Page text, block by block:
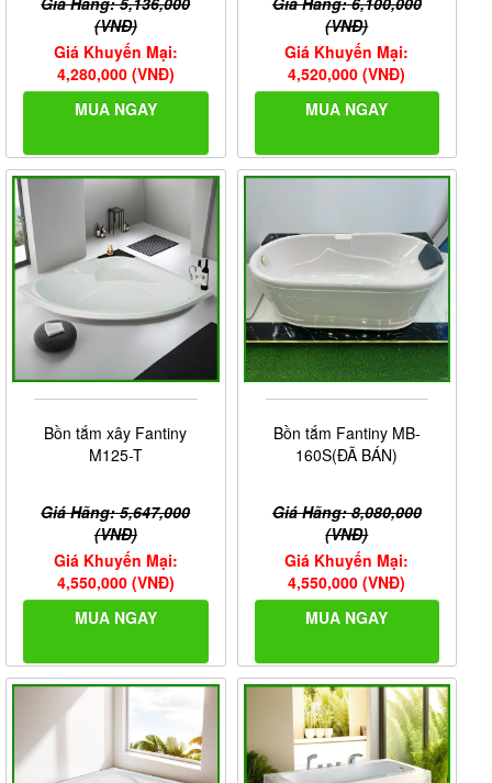
(VNĐ)
Giá Khuyến Mại:
4,280,000 (VNĐ)
MUA NGAY
(VNĐ)
Giá Khuyến Mại:
4,520,000 (VNĐ)
MUA NGAY
Bồn tắm xây Fantiny
M125-T
Giá Hãng: 5,647,000
(VNĐ)
Giá Khuyến Mại:
4,550,000 (VNĐ)
MUA NGAY
Bồn tắm Fantiny MB-
160S(ĐÃ BÁN)
Giá Hãng: 8,080,000
(VNĐ)
Giá Khuyến Mại:
4,550,000 (VNĐ)
MUA NGAY